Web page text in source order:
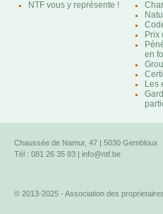
NTF vous y représente !
Prix
en
Chaussée de Namur, 47 | 5030 Gembloux
Tél : 081 26 35 83 | info@ntf.be
© 2013-2025 - Association des